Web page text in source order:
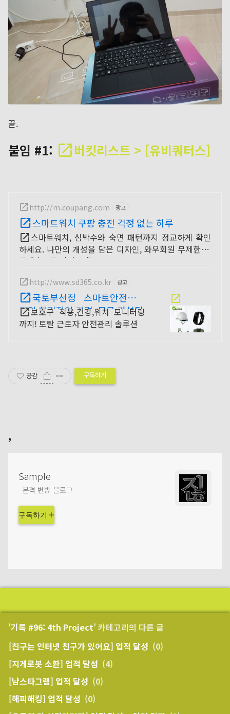
끝.
붙임 #1: 버킷리스트 > [유비쿼터스]
http://m.coupang.com 광고
스마트워치 쿠팡 충전 걱정 없는 하루
스마트워치, 심박수와 숙면 패턴까지 정교하게 확인
하세요. 나만의 개성을 담은 디자인, 와우회원 무제한 무
료배송으로 만나보세요.
http://www.sd365.co.kr 광고
국토부선정 스마트안전강소
기업 합리적인 가격, 무료 컨설팅
보호구 착용,건강,위치 모니터링
까지! 토탈 근로자 안전관리 솔루션
공감 구독하기
,
Sample
본격 변방 블로그
구독하기
'기록 #96: 4th Project' 카테고리의 다른 글
[친구는 인터넷 친구가 있어요] 업적 달성 (0)
[지게로봇 소환] 업적 달성 (4)
[냠스타그램] 업적 달성 (0)
[해피해킹] 업적 달성 (0)